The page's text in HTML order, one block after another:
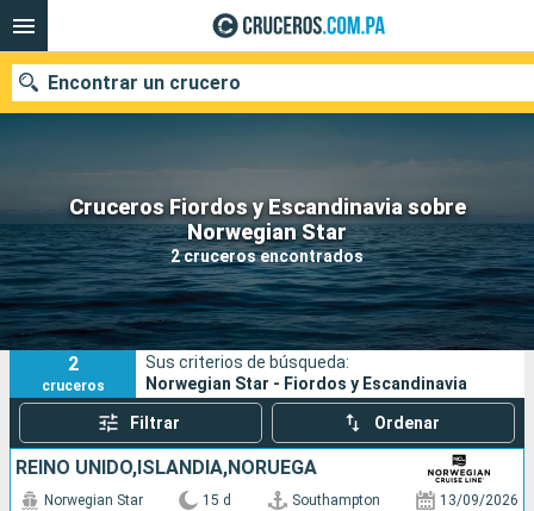
Cruceros Fiordos y Escandinavia sobre
Norwegian Star
2 cruceros encontrados
Encontrar un crucero
Nuestros destinos
Fecha de salida
Puertos Compañías
Buscar
2
cruceros
Sus criterios de búsqueda:
Norwegian Star - Fiordos y Escandinavia
Filtrar Ordenar
REINO UNIDO,ISLANDIA,NORUEGA
Norwegian Star 15 d Southampton 13/09/2026